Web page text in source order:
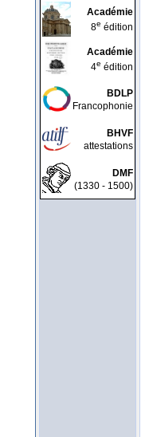
Académie
8e édition
Académie
4e édition
BDLP
Francophonie
BHVF
attestations
DMF
(1330 - 1500)